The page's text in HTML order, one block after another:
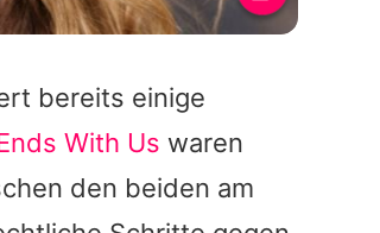
bereits einige
With Us waren
den beiden am